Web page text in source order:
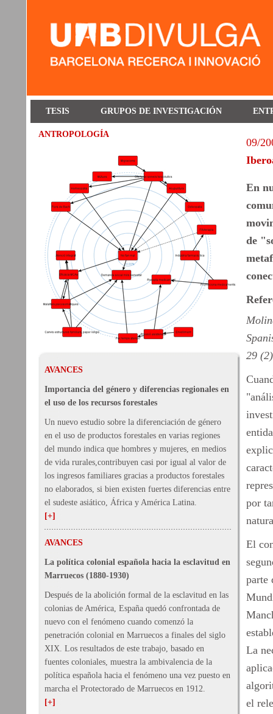
TESIS GRUPOS DE INVESTIGACIÓN
ANTROPOLOGÍA
AVANCES
Importancia del género y diferencias regionales en
el uso de los recursos forestales
Un nuevo estudio sobre la diferenciación de género
en el uso de productos forestales en varias regiones
del mundo indica que hombres y mujeres, en medios
de vida rurales,contribuyen casi por igual al valor de
los ingresos familiares gracias a productos forestales
no elaborados, si bien existen fuertes diferencias entre
el sudeste asiático, África y América Latina.
[+]
AVANCES
La política colonial española hacia la esclavitud en
Marruecos (1880-1930)
Después de la abolición formal de la esclavitud en las
colonias de América, España quedó confrontada de
nuevo con el fenómeno cuando comenzó la
penetración colonial en Marruecos a finales del siglo
XIX. Los resultados de este trabajo, basado en
fuentes coloniales, muestra la ambivalencia de la
política española hacia el fenómeno una vez puesto en
marcha el Protectorado de Marruecos en 1912.
[+]
09/
En
de
29
por
El
parte
La
el